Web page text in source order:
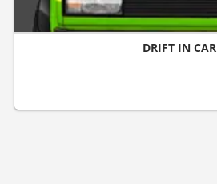
DRIFT IN CAR